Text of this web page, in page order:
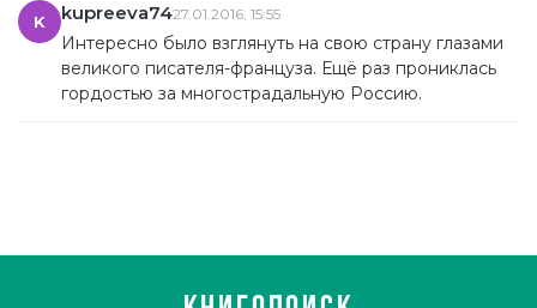
K kupreeva7427.01.2016, 15:55
Интересно было взглянуть на свою страну глазами
великого писателя-француза. Ещё раз прониклась
гордостью за многострадальную Россию.